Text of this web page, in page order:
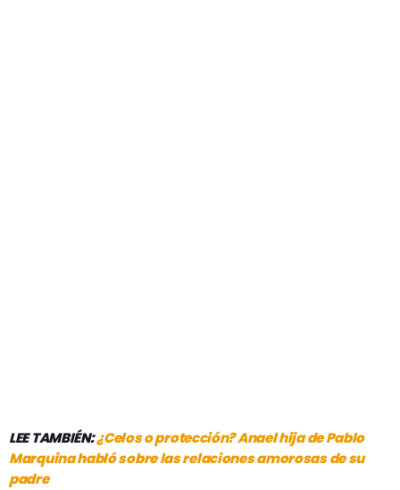
LEE TAMBIÉN:¿Celos o protección? Anael hija de Pablo
Marquina habló sobre las relaciones amorosas de su
padre